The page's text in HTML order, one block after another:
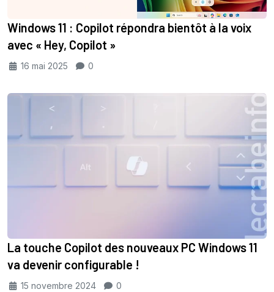
Windows 11 : Copilot répondra bientôt à la voix
avec « Hey, Copilot »
16 mai 2025 0
La touche Copilot des nouveaux PC Windows 11
va devenir configurable !
15 novembre 2024 0